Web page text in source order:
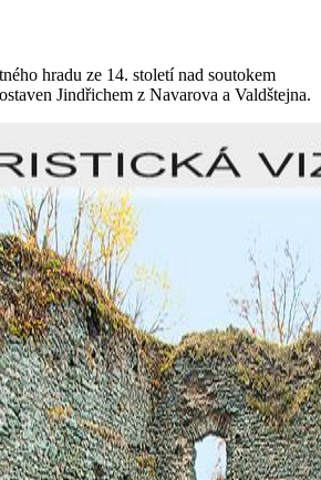
hradu ze 14. století nad soutokem
Jindřichem z Navarova a Valdštejna.